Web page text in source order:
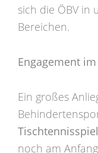
sich die ÖBV in
Bereichen.
Engagement
Ein großes
noch am